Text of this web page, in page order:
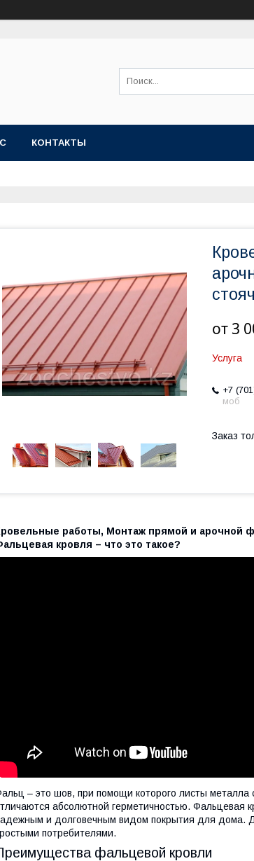
КОНТАКТЫ
от 3
Услуга
+7
моб
Заказ
работы, Монтаж прямой и арочной
кровля – что это такое?
– это шов, при помощи которого листы
абсолютной герметичностью. Фальцевая
и долговечным видом покрытия для дома.
потребителями.
фальцевой кровли